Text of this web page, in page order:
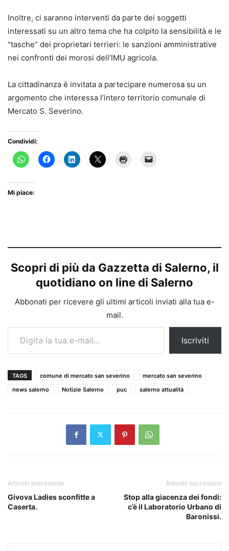
Inoltre, ci saranno interventi da parte dei soggetti
interessati su un altro tema che ha colpito la sensibilità e le
“tasche” dei proprietari terrieri: le sanzioni amministrative
nei confronti dei morosi dell’IMU agricola.
La cittadinanza è invitata a partecipare numerosa su un
argomento che interessa l’intero territorio comunale di
Mercato S. Severino.
Condividi:
Mi piace:
Scopri di più da Gazzetta di Salerno, il
quotidiano on line di Salerno
Abbonati per ricevere gli ultimi articoli inviati alla tua e-
mail.
Digita la tua e-mail...
Iscriviti
TAGS comune di mercato san severino
mercato san severino
news salerno
Notizie Salerno puc salerno attualità
Articolo precedente
Givova Ladies sconfitte a
Caserta.
Articolo successivo
Stop alla giacenza dei fondi:
c’è il Laboratorio Urbano di
Baronissi.